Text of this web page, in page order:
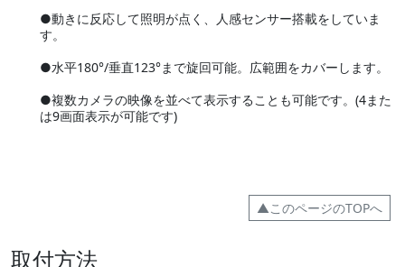
●動きに反応して照明が点く、人感センサー搭載をしていま
す。
●水平180°/垂直123°まで旋回可能。広範囲をカバーします。
●複数カメラの映像を並べて表示することも可能です。(4また
は9画面表示が可能です)
▲このページのTOPへ
取付方法